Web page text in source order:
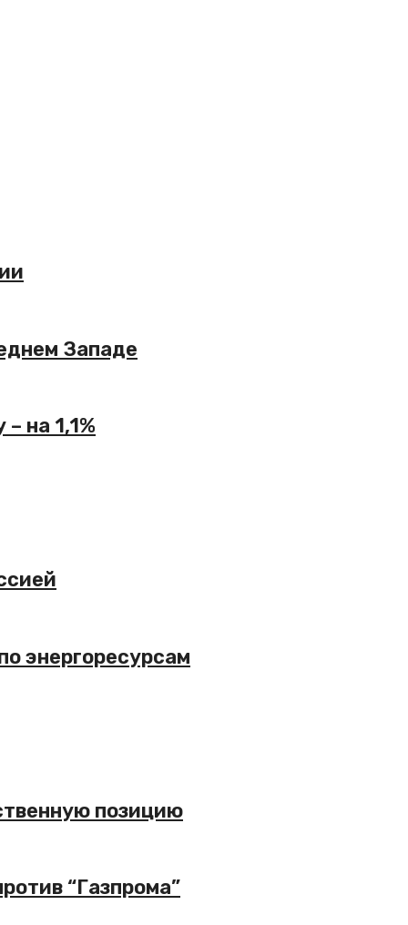
Западе
на 1,1%
энергоресурсам
позицию
“Газпрома”